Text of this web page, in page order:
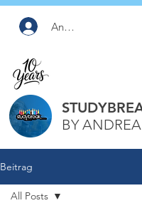
Anmelden
BY
Beitrag
All Posts